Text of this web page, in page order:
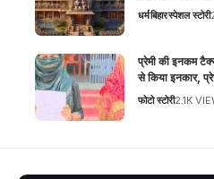
धर्मबिहारस्पेशल स्टोरी
प्रेमी की इनकम
से किया इनकार,
फोटो स्टोरी2.1K